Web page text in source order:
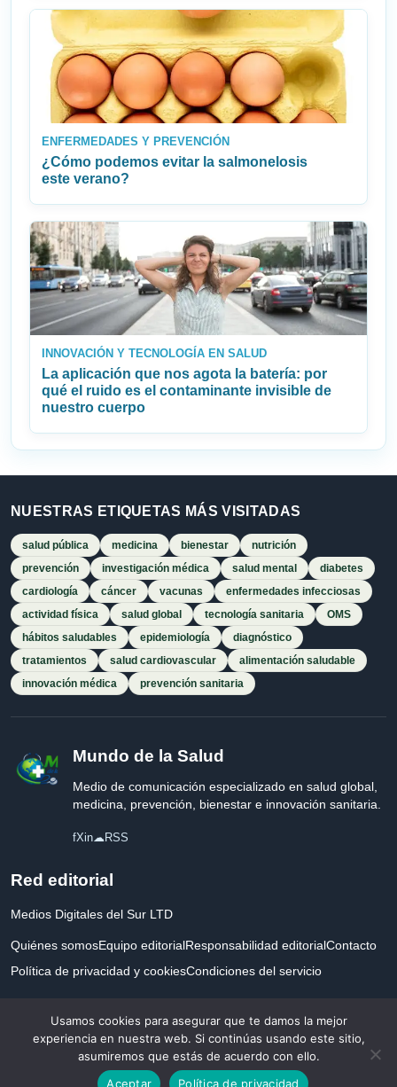
ENFERMEDADES Y PREVENCIÓN
¿Cómo podemos evitar la salmonelosis
este verano?
INNOVACIÓN Y TECNOLOGÍA EN SALUD
La aplicación que nos agota la batería: por
qué el ruido es el contaminante invisible de
nuestro cuerpo
NUESTRAS ETIQUETAS MÁS VISITADAS
salud pública medicina bienestar
nutrición
prevención
investigación médica salud mental
diabetes
cardiología
cáncer vacunas
enfermedades infecciosas
actividad física
salud global tecnología sanitaria
OMS
hábitos saludables
epidemiología
diagnóstico
tratamientos
salud cardiovascular
alimentación saludable
innovación médica
prevención sanitaria
Mundo de la Salud
Medio de comunicación especializado en salud global,
medicina, prevención, bienestar e innovación sanitaria.
fXin☁RSS
Red editorial
Medios Digitales del Sur LTD
Quiénes somosEquipo editorialResponsabilidad editorialContacto
Política de privacidad y cookiesCondiciones del servicio
© 2026 Mundo de la Salud. Todos los derechos reservados. Desarrollado con
por la salud.
Usamos cookies para asegurar que te damos la mejor
experiencia en nuestra web. Si continúas usando este sitio,
asumiremos que estás de acuerdo con ello.
Aceptar
Política de privacidad